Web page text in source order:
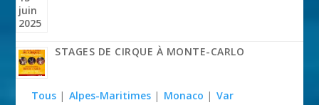
STAGES DE CIRQUE À MONTE-CARLO
Tous | Alpes-Maritimes | Monaco | Var